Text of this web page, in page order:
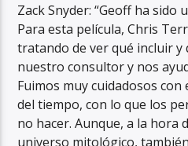
Zack Snyder: “Geoff ha sido
Para esta película, Chris
tratando de ver qué incluir y
nuestro consultor y nos
Fuimos muy cuidadosos
del tiempo, con lo que los
no hacer. Aunque, a la hora
universo mitológico,